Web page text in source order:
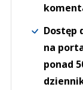
Dostęp
na
ponad